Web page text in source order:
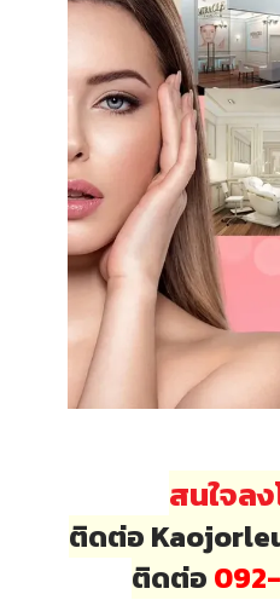
สนใจล
ติดต่อ
ติดต่อ